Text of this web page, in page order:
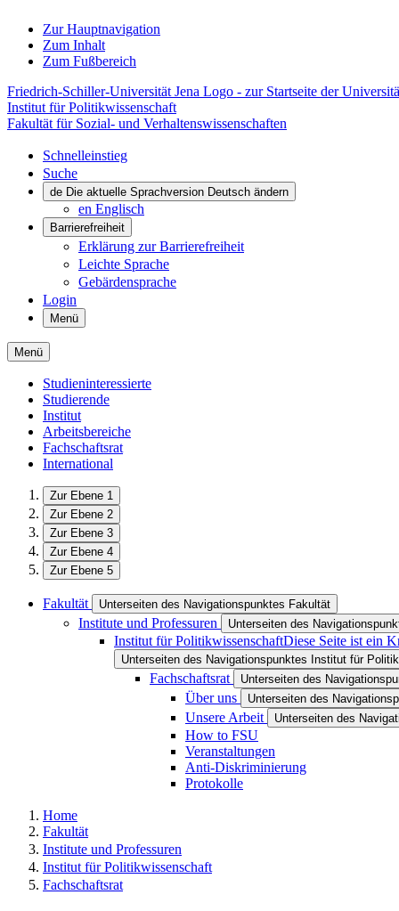
Zur Hauptnavigation
Zum Inhalt
Zum Fußbereich
Friedrich-Schiller-Universität Jena Logo - zur Startseite der
Institut für Politikwissenschaft
Fakultät für Sozial- und Verhaltenswissenschaften
Schnelleinstieg
Suche
de Die aktuelle Sprachversion Deutsch ändern
en Englisch
Barrierefreiheit
Erklärung zur Barrierefreiheit
Leichte Sprache
Gebärdensprache
Login
Menü
Menü
Studieninteressierte
Studierende
Institut
Arbeitsbereiche
Fachschaftsrat
International
Zur Ebene 1
Zur Ebene 2
Zur Ebene 3
Zur Ebene 4
Zur Ebene 5
Fakultät Unterseiten des Navigationspunktes Fakultät
Institute und Professuren Unterseiten des
Institut für PolitikwissenschaftDiese Seite ist ein
Unterseiten des Navigationspunktes Institut für
Fachschaftsrat Unterseiten des
Über uns Unterseiten des
Unsere Arbeit Unterseiten des
How to FSU
Veranstaltungen
Anti-Diskriminierung
Protokolle
Home
Fakultät
Institute und Professuren
Institut für Politikwissenschaft
Fachschaftsrat